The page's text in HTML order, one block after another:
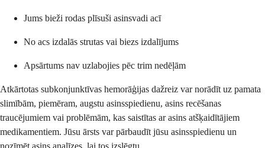
Jums bieži rodas plīsuši asinsvadi acī
No acs izdalās strutas vai biezs izdalījums
Apsārtums nav uzlabojies pēc trim nedēļām
Atkārtotas subkonjunktīvas hemorāģijas dažreiz var norādīt uz pamata
slimībām, piemēram, augstu asinsspiedienu, asins recēšanas
traucējumiem vai problēmām, kas saistītas ar asins atšķaidītājiem
medikamentiem. Jūsu ārsts var pārbaudīt jūsu asinsspiedienu un
nozīmēt asins analīzes, lai tos izslēgtu.